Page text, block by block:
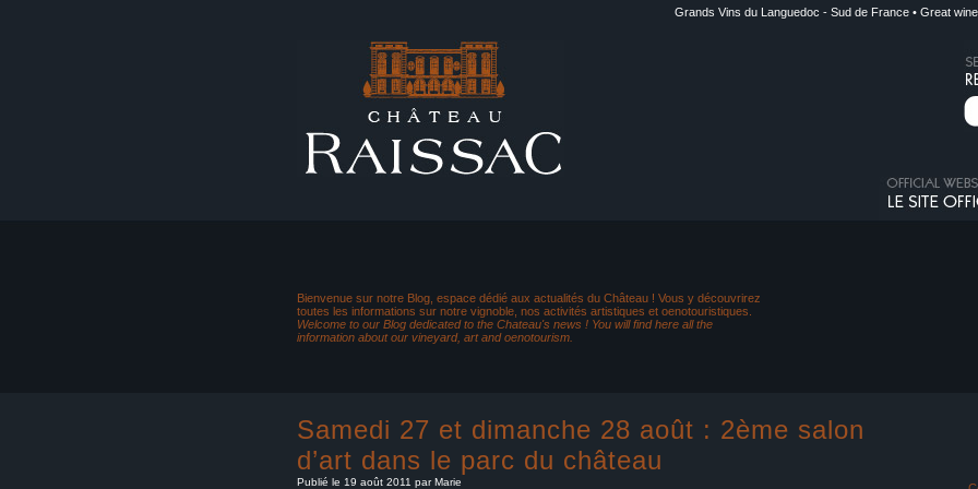
Grands Vins du Languedoc - Sud de France • Great
Bienvenue sur notre Blog, espace dédié aux actualités du Château ! Vous y découvrirez
toutes les informations sur notre vignoble, nos activités artistiques et oenotouristiques.
Welcome to our Blog dedicated to the Chateau's news ! You will find here all the
information about our vineyard, art and oenotourism.
Samedi 27 et dimanche 28 août : 2ème salon
d’art dans le parc du château
Publié le 19 août 2011 par Marie